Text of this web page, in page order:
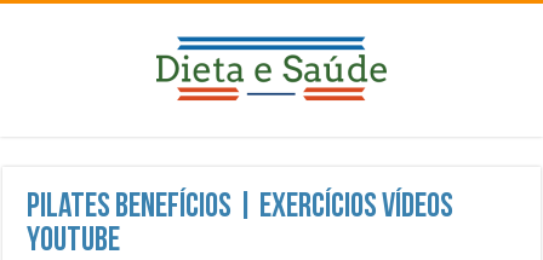
Pilates Benefícios | Exercícios Vídeos
Youtube